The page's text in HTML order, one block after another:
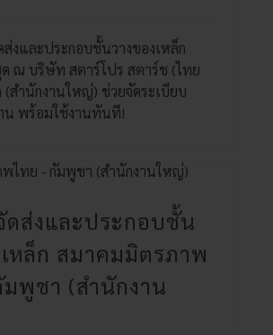
งและประกอบชั้นวางของเหล็ก
ณ บริษัท สตาร์โปร สตาร์ช (ไทย
(สำนักงานใหญ่) ช่วยจัดระเบียบ
น พร้อมใช้งานทันที!
ดส่งและประกอบชั้น
หล็ก สมาคมมิตรภาพ
พูชา (สำนักงาน